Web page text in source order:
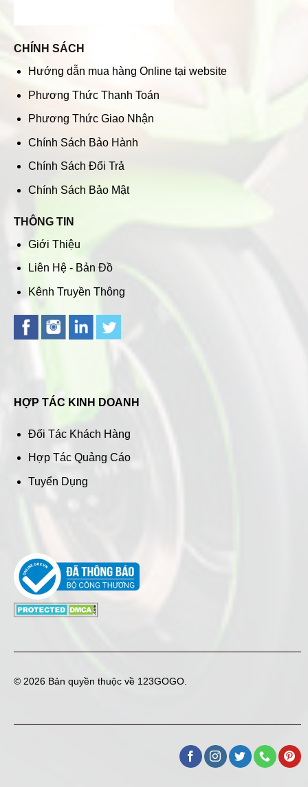
CHÍNH SÁCH
Hướng dẫn mua hàng Online tại website
Phương Thức Thanh Toán
Phương Thức Giao Nhận
Chính Sách Bảo Hành
Chính Sách Đổi Trả
Chính Sách Bảo Mật
THÔNG TIN
Giới Thiệu
Liên Hệ - Bản Đồ
Kênh Truyền Thông
HỢP TÁC KINH DOANH
Đối Tác Khách Hàng
Hợp Tác Quảng Cáo
Tuyển Dụng
© 2026 Bản quyền thuộc về 123GOGO.